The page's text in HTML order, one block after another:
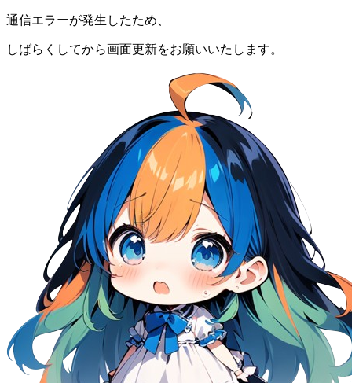
通信エラーが発生したため、
しばらくしてから画面更新をお願いいたします。